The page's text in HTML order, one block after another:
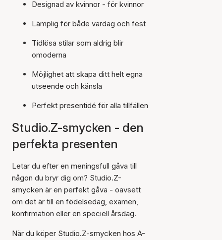
Designad av kvinnor - för kvinnor
Lämplig för både vardag och fest
Tidlösa stilar som aldrig blir
omoderna
Möjlighet att skapa ditt helt egna
utseende och känsla
Perfekt presentidé för alla tillfällen
Studio.Z-smycken - den
perfekta presenten
Letar du efter en meningsfull gåva till
någon du bryr dig om? Studio.Z-
smycken är en perfekt gåva - oavsett
om det är till en födelsedag, examen,
konfirmation eller en speciell årsdag.
När du köper Studio.Z-smycken hos A-